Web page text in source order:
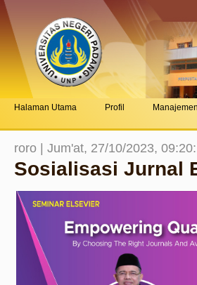
Halaman Utama Profil Manajemen
roro | Jum'at, 27/10/2023,
Sosialisasi Jurnal